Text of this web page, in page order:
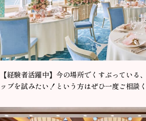
【経験者活躍中】今の場所でくすぶっている
ップを試みたい！という方はぜひ一度ご相談く